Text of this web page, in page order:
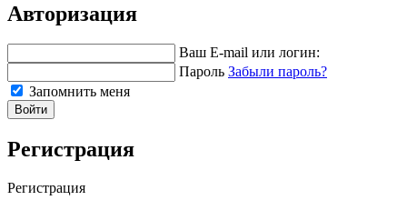
Авторизация
Ваш E-mail или логин:
Пароль Забыли пароль?
Запомнить меня
Войти
Регистрация
Регистрация